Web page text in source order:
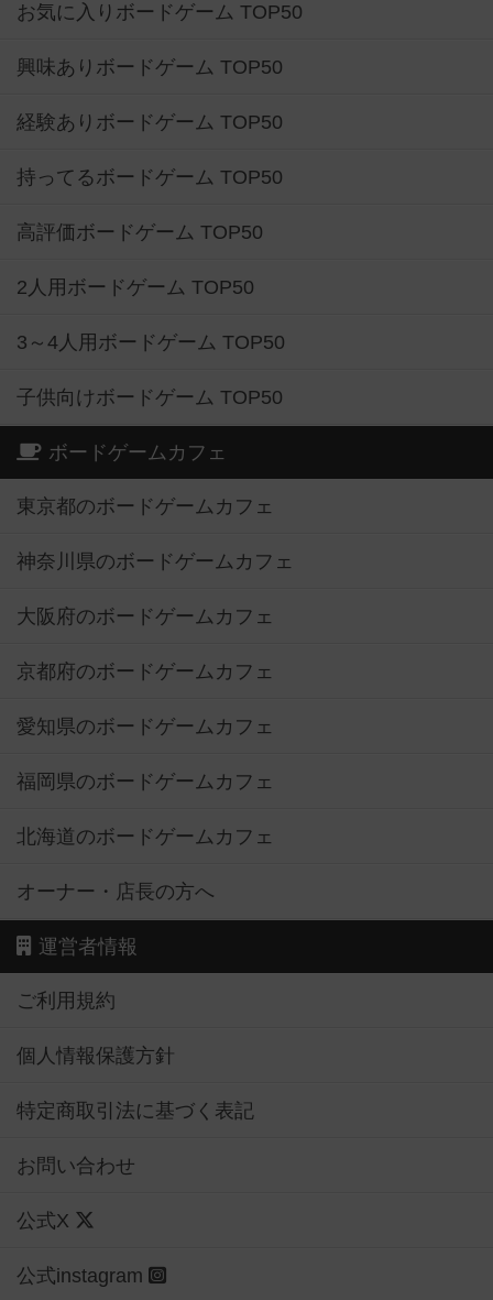
お気に入りボードゲーム TOP50
興味ありボードゲーム TOP50
経験ありボードゲーム TOP50
持ってるボードゲーム TOP50
高評価ボードゲーム TOP50
2人用ボードゲーム TOP50
3～4人用ボードゲーム TOP50
子供向けボードゲーム TOP50
ボードゲームカフェ
東京都のボードゲームカフェ
神奈川県のボードゲームカフェ
大阪府のボードゲームカフェ
京都府のボードゲームカフェ
愛知県のボードゲームカフェ
福岡県のボードゲームカフェ
北海道のボードゲームカフェ
オーナー・店長の方へ
運営者情報
ご利用規約
個人情報保護方針
特定商取引法に基づく表記
お問い合わせ
公式X
公式instagram